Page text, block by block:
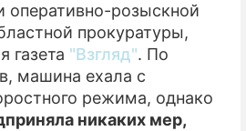
оперативно-розыскной
прокуратуры,
газета "Взгляд". По
машина ехала с
режима, однако
никаких мер,